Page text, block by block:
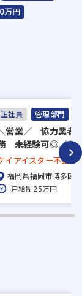
万円
正社員 管理部門
営業／ 協力業者
未経験可◎／土
日120日／インセ
イアイスター不動産
福岡県福岡市博多区
月給制25万円